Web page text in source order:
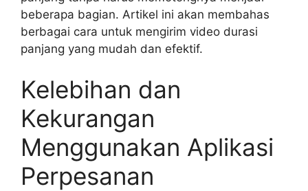
beberapa bagian. Artikel ini akan membahas
berbagai cara untuk mengirim video durasi
panjang yang mudah dan efektif.
Kelebihan dan
Kekurangan
Menggunakan Aplikasi
Perpesanan